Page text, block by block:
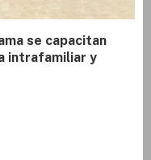
se capacitan
intrafamiliar y